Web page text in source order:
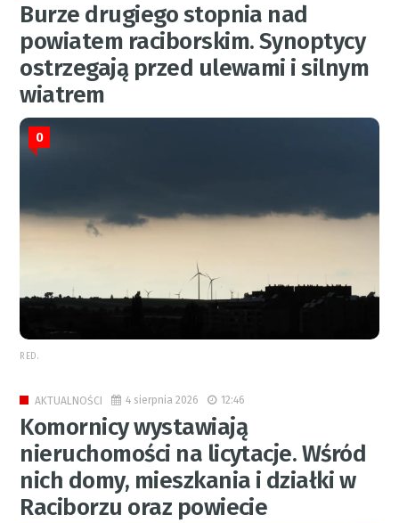
Burze drugiego stopnia nad
powiatem raciborskim. Synoptycy
ostrzegają przed ulewami i silnym
wiatrem
0
RED.
AKTUALNOŚCI 4 sierpnia 2026 12:46
Komornicy wystawiają
nieruchomości na licytacje. Wśród
nich domy, mieszkania i działki w
Raciborzu oraz powiecie